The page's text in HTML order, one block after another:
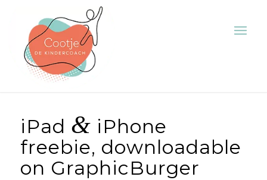
iPad & iPhone
freebie, downloadable
on GraphicBurger